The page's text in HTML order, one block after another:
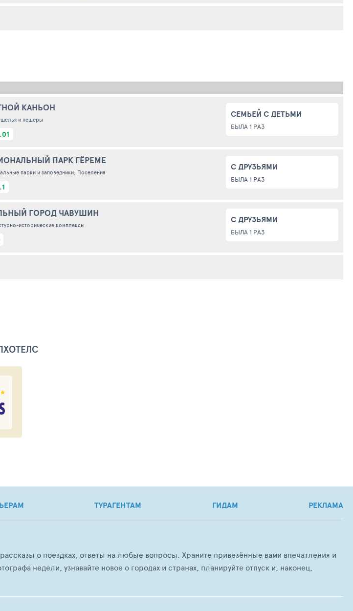
КАНЬОН
и пещеры СЕМЬЕЙ С ДЕТЬМИ
БЫЛА 1 РАЗ
ПАРК ГЁРЕМЕ
парки и заповедники, Поселения С ДРУЗЬЯМИ
БЫЛА 1 РАЗ
ГОРОД ЧАВУШИН
исторические комплексы С ДРУЗЬЯМИ
БЫЛА 1 РАЗ
ТУРАГЕНТАМ ГИДАМ РЕКЛАМА
о поездках, ответы на любые вопросы. Храните привезённые вами впечатления и
недели, узнавайте новое о городах и странах, планируйте отпуск и, наконец,